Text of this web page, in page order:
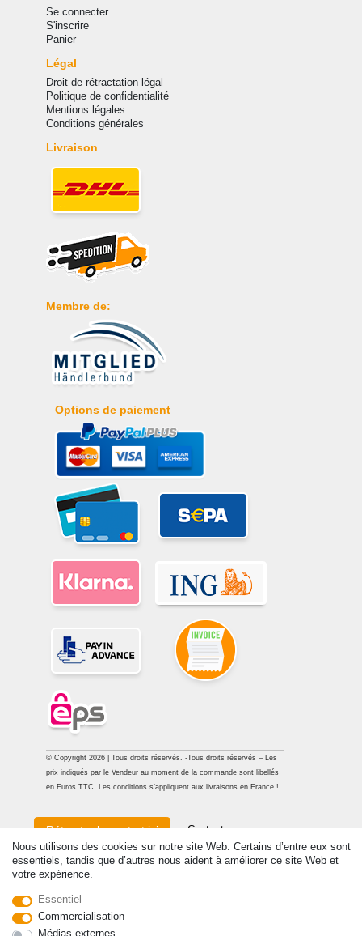
Se connecter
S'inscrire
Panier
Légal
Droit de rétractation légal
Politique de confidentialité
Mentions légales
Conditions générales
Livraison
Membre de:
Options de paiement
© Copyright 2026 | Tous droits réservés. -Tous droits réservés – Les
prix indiqués par le Vendeur au moment de la commande sont libellés
en Euros TTC. Les conditions s’appliquent aux livraisons en France !
Nous utilisons des cookies sur notre site Web. Certains d’entre eux sont
essentiels, tandis que d’autres nous aident à améliorer ce site Web et
votre expérience.
Essentiel
Commercialisation
Médias externes
Rétracter le contrat ici Contact